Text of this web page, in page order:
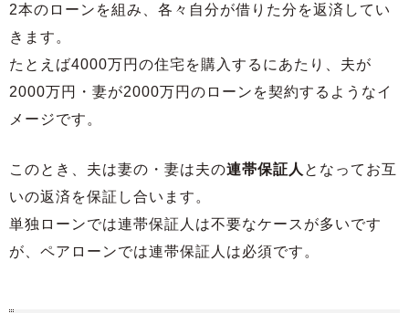
2本のローンを組み、各々自分が借りた分を返済してい
きます。
たとえば4000万円の住宅を購入するにあたり、夫が
2000万円・妻が2000万円のローンを契約するようなイ
メージです。
このとき、夫は妻の・妻は夫の連帯保証人 となってお互
いの返済を保証し合います。
単独ローンでは連帯保証人は不要なケースが多いです
が、ペアローンでは連帯保証人は必須です。